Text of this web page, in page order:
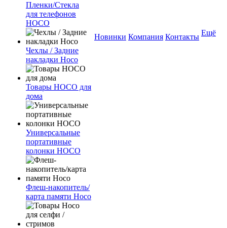
Пленки/Стекла
для телефонов
HOCO
Чехлы / Задние
накладки Hoco
Товары HOCO для
дома
Универсальные
портативные
колонки HOCO
Флеш-накопитель/
карта памяти Hoco
Новинки Компания Контакты Ещё